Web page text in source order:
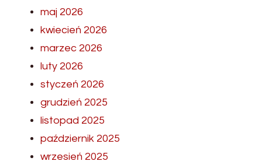
maj 2026
kwiecień 2026
marzec 2026
luty 2026
styczeń 2026
grudzień 2025
listopad 2025
październik 2025
wrzesień 2025